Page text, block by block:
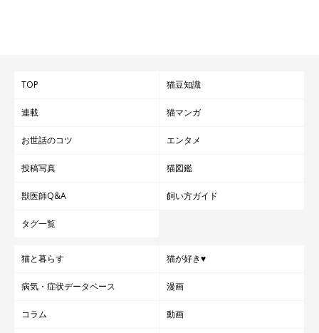
TOP 猫豆知識
連載 猫マンガ
お世話のコツ エンタメ
投稿写真 猫図鑑
獣医師Q&A 飼い方ガイド
タグ一覧
猫と暮らす 猫が好き♥
病気・症状データベース 漫画
コラム 動画